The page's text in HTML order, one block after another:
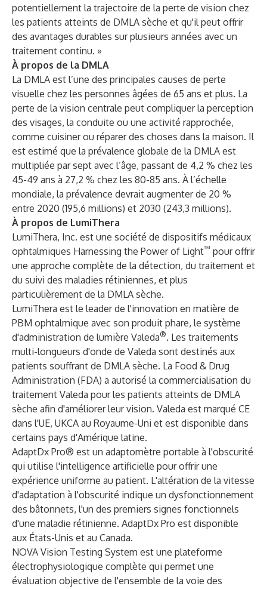
potentiellement la trajectoire de la perte de vision chez
les patients atteints de DMLA sèche et qu'il peut offrir
des avantages durables sur plusieurs années avec un
traitement continu. »
À propos de la DMLA
La DMLA est l’une des principales causes de perte
visuelle chez les personnes âgées de 65 ans et plus. La
perte de la vision centrale peut compliquer la perception
des visages, la conduite ou une activité rapprochée,
comme cuisiner ou réparer des choses dans la maison. Il
est estimé que la prévalence globale de la DMLA est
multipliée par sept avec l’âge, passant de 4,2 % chez les
45-49 ans à 27,2 % chez les 80-85 ans. À l’échelle
mondiale, la prévalence devrait augmenter de 20 %
entre 2020 (195,6 millions) et 2030 (243,3 millions).
À propos de LumiThera
LumiThera, Inc. est une société de dispositifs médicaux
ophtalmiques Harnessing the Power of Light™ pour offrir
une approche complète de la détection, du traitement et
du suivi des maladies rétiniennes, et plus
particulièrement de la DMLA sèche.
LumiThera est le leader de l'innovation en matière de
PBM ophtalmique avec son produit phare, le système
d'administration de lumière Valeda®. Les traitements
multi-longueurs d'onde de Valeda sont destinés aux
patients souffrant de DMLA sèche. La Food & Drug
Administration (FDA) a autorisé la commercialisation du
traitement Valeda pour les patients atteints de DMLA
sèche afin d'améliorer leur vision. Valeda est marqué CE
dans l'UE, UKCA au Royaume-Uni et est disponible dans
certains pays d'Amérique latine.
AdaptDx Pro® est un adaptomètre portable à l'obscurité
qui utilise l'intelligence artificielle pour offrir une
expérience uniforme au patient. L'altération de la vitesse
d'adaptation à l'obscurité indique un dysfonctionnement
des bâtonnets, l'un des premiers signes fonctionnels
d'une maladie rétinienne. AdaptDx Pro est disponible
aux États-Unis et au Canada.
NOVA Vision Testing System est une plateforme
électrophysiologique complète qui permet une
évaluation objective de l'ensemble de la voie des